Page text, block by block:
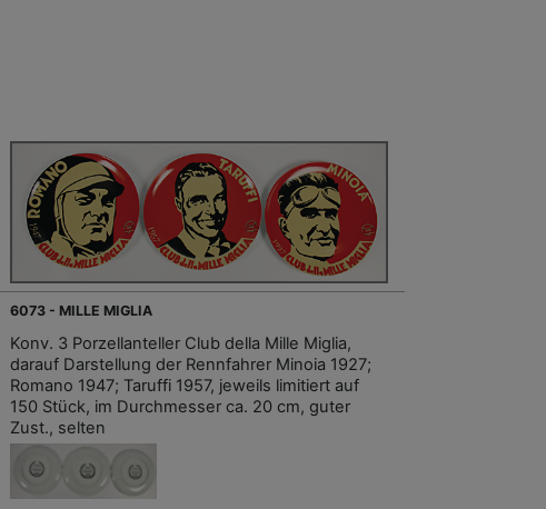
6073 - MILLE MIGLIA
Konv. 3 Porzellanteller Club della Mille Miglia,
darauf Darstellung der Rennfahrer Minoia 1927;
Romano 1947; Taruffi 1957, jeweils limitiert auf
150 Stück, im Durchmesser ca. 20 cm, guter
Zust., selten